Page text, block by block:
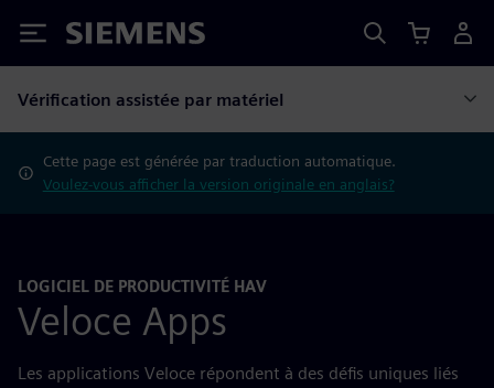
Siemens
Vérification assistée par matériel
Cette page est générée par traduction automatique.
Voulez-vous afficher la version originale en anglais?
LOGICIEL DE PRODUCTIVITÉ HAV
Veloce Apps
Les applications Veloce répondent à des défis uniques liés